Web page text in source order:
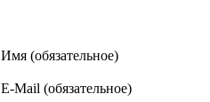
Имя (обязательное)
E-Mail (обязательное)